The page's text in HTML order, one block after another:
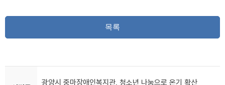
목록
광양시 중마장애인복지관, 청소년 나눔으로 온기 확산